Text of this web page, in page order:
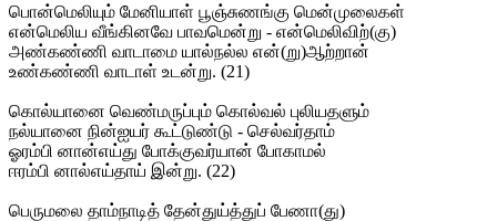
பொன்மெலியும் மேனியாள் பூஞ்சுணங்கு மென்முலைகள்
என்மெலிய வீங்கினவே பாவமென்று - என்மெலிவிற்(கு)
அண்கண்ணி வாடாமை யால்நல்ல என்(று)ஆற்றான்
உண்கண்ணி வாடாள் உடன்று. (21)
கொல்யானை வெண்மருப்பும் கொல்வல் புலியதளும்
நல்யானை நின்ஐயர் கூட்டுண்டு - செல்வர்தாம்
ஓரம்பி னான்எய்து போக்குவர்யான் போகாமல்
ஈரம்பி னால்எய்தாய் இன்று. (22)
பெருமலை தாம்நாடித் தேன்துய்த்துப் பேணா(து)